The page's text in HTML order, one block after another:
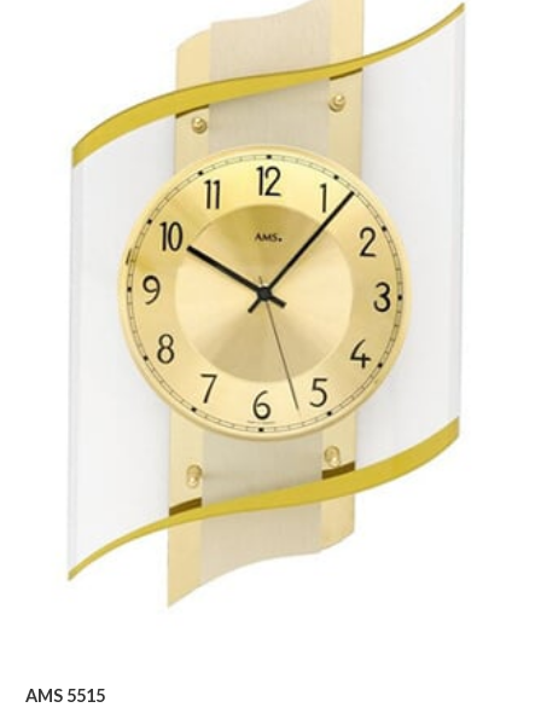
AMS 5515